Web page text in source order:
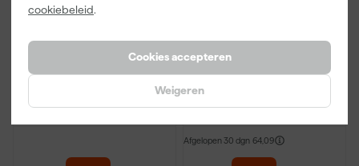
cookiebeleid.
Cookies accepteren
Weigeren
Farrow & Ball Estate
Emulsion - op kleur
Morgen bezorgd
SPS Unitex-Primer
Morgen bezorgd
Afgelopen 30 dgn 64,09